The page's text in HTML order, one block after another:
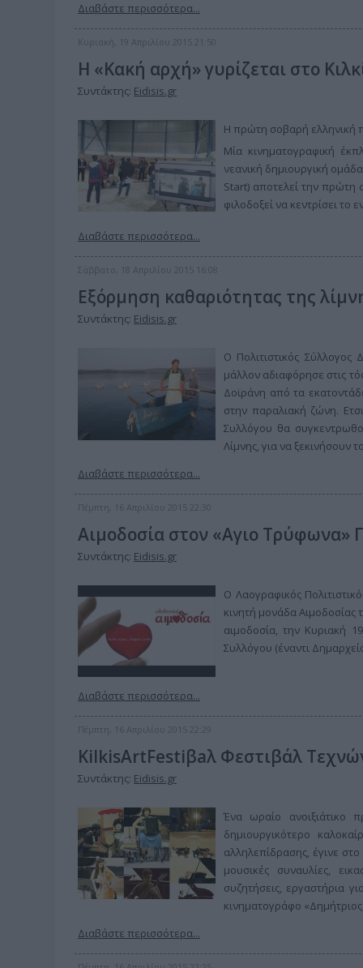
Διαβάστε περισσότερα...
Κυριακή, 19 Απριλίου 2015 21:50
Η «Κακή αρχή» γυρίζεται στο
Συντάκτης: Eidisis.gr
Η πρώτη σοβαρή ελληνική
Μία κινηματογραφική
νεανική δημιουργική
Start) αποτελεί την
φιλοδοξεί να κεντρίσει το
Διαβάστε περισσότερα...
Σάββατο, 18 Απριλίου 2015 16:08
Εξόρμηση καθαριότητας της
Συντάκτης: Eidisis.gr
Ο Πολιτιστικός
μάλλον αδιαφόρησε στις
Δοϊράνη από τα
στην παραλιακή ζώνη.
Συλλόγου θα
Λίμνης, για να ξεκινήσουν
Διαβάστε περισσότερα...
Πέμπτη, 16 Απριλίου 2015 22:30
Αιμοδοσία στον «Αγιο Τρύφωνα»
Συντάκτης: Eidisis.gr
Ο Λαογραφικός
κινητή μονάδα Αιμοδοσίας
αιμοδοσία, την Κυριακή
Συλλόγου (έναντι
Διαβάστε περισσότερα...
Πέμπτη, 16 Απριλίου 2015 22:29
KilkisArtFestiβaλ Φεστιβάλ
Συντάκτης: Eidisis.gr
Ένα ωραίο ανοιξιάτικο
δημιουργικότερο
αλληλεπίδρασης, έγινε στο
μουσικές συναυλίες,
συζητήσεις, εργαστήρια
κινηματογράφο
Διαβάστε περισσότερα...